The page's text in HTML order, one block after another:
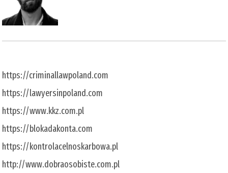
https://criminallawpoland.com
https://lawyersinpoland.com
https://www.kkz.com.pl
https://blokadakonta.com
https://kontrolacelnoskarbowa.pl
http://www.dobraosobiste.com.pl